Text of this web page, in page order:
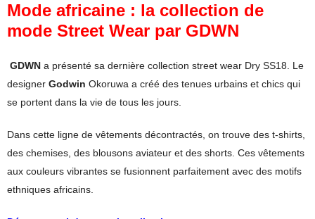
Mode africaine : la collection de
mode Street Wear par GDWN
GDWN a présenté sa dernière collection street wear Dry SS18. Le
designer Godwin Okoruwa a créé des tenues urbains et chics qui
se portent dans la vie de tous les jours.
Dans cette ligne de vêtements décontractés, on trouve des t-shirts,
des chemises, des blousons aviateur et des shorts. Ces vêtements
aux couleurs vibrantes se fusionnent parfaitement avec des motifs
ethniques africains.